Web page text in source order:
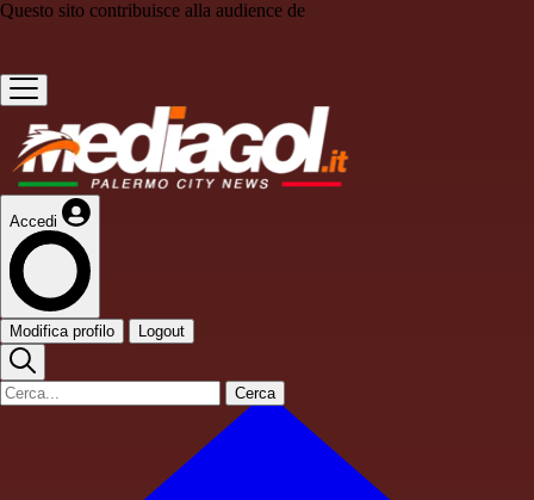
Questo sito contribuisce alla audience de
Accedi
Modifica profilo Logout
Cerca